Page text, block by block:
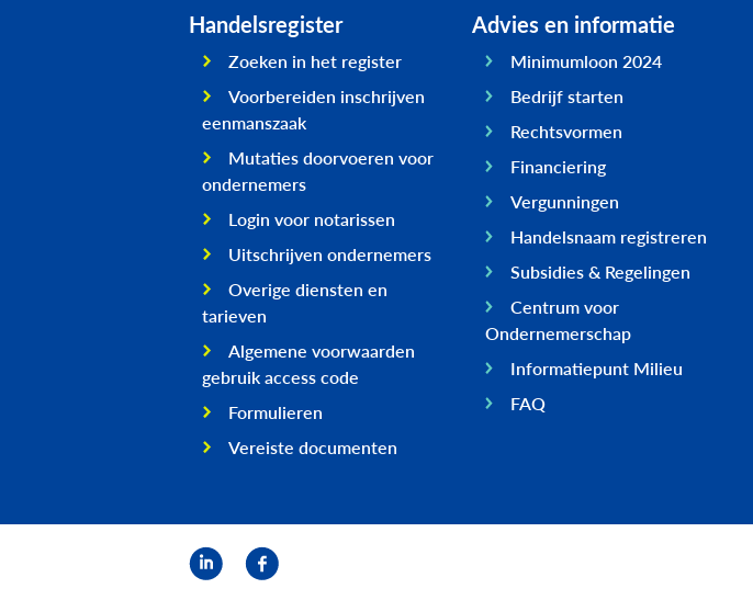
Handelsregister
Zoeken in het register
Voorbereiden inschrijven
eenmanszaak
Mutaties doorvoeren voor
ondernemers
Login voor notarissen
Uitschrijven ondernemers
Overige diensten en
tarieven
Algemene voorwaarden
gebruik access code
Formulieren
Vereiste documenten
Advies en informatie
Minimumloon 2024
Bedrijf starten
Rechtsvormen
Financiering
Vergunningen
Handelsnaam registreren
Subsidies & Regelingen
Centrum voor
Ondernemerschap
Informatiepunt Milieu
FAQ